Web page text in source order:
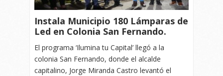
Instala Municipio 180 Lámparas de
Led en Colonia San Fernando.
El programa ‘Ilumina tu Capital’ llegó a la
colonia San Fernando, donde el alcalde
capitalino, Jorge Miranda Castro levantó el